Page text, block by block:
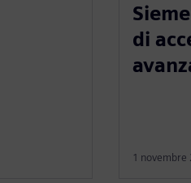
di
1 novembre